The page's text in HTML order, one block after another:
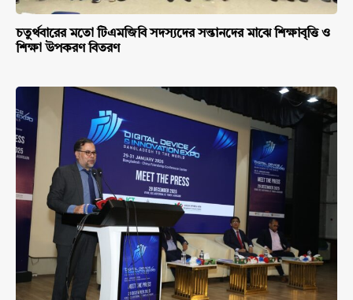
চতুর্থবারের মতো টিএমজিবি সদস্যদের সন্তানদের মাঝে শিক্ষাবৃত্তি ও
শিক্ষা উপকরণ বিতরণ